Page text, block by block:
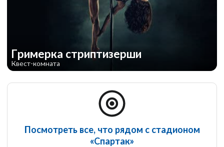
Гримерка стриптизерши
Квест-комната
Посмотреть все, что рядом с стадионом
«Спартак»